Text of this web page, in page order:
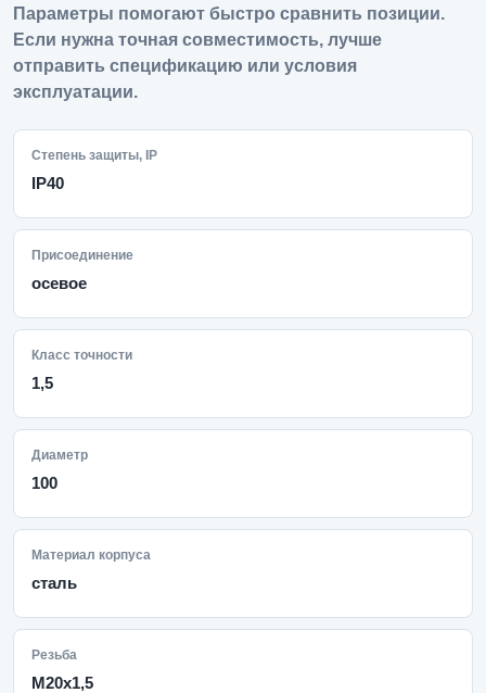
Параметры помогают быстро сравнить позиции.
Если нужна точная совместимость, лучше
отправить спецификацию или условия
эксплуатации.
Степень защиты, IP
IP40
Присоединение
осевое
Класс точности
1,5
Диаметр
100
Материал корпуса
сталь
Резьба
M20x1,5